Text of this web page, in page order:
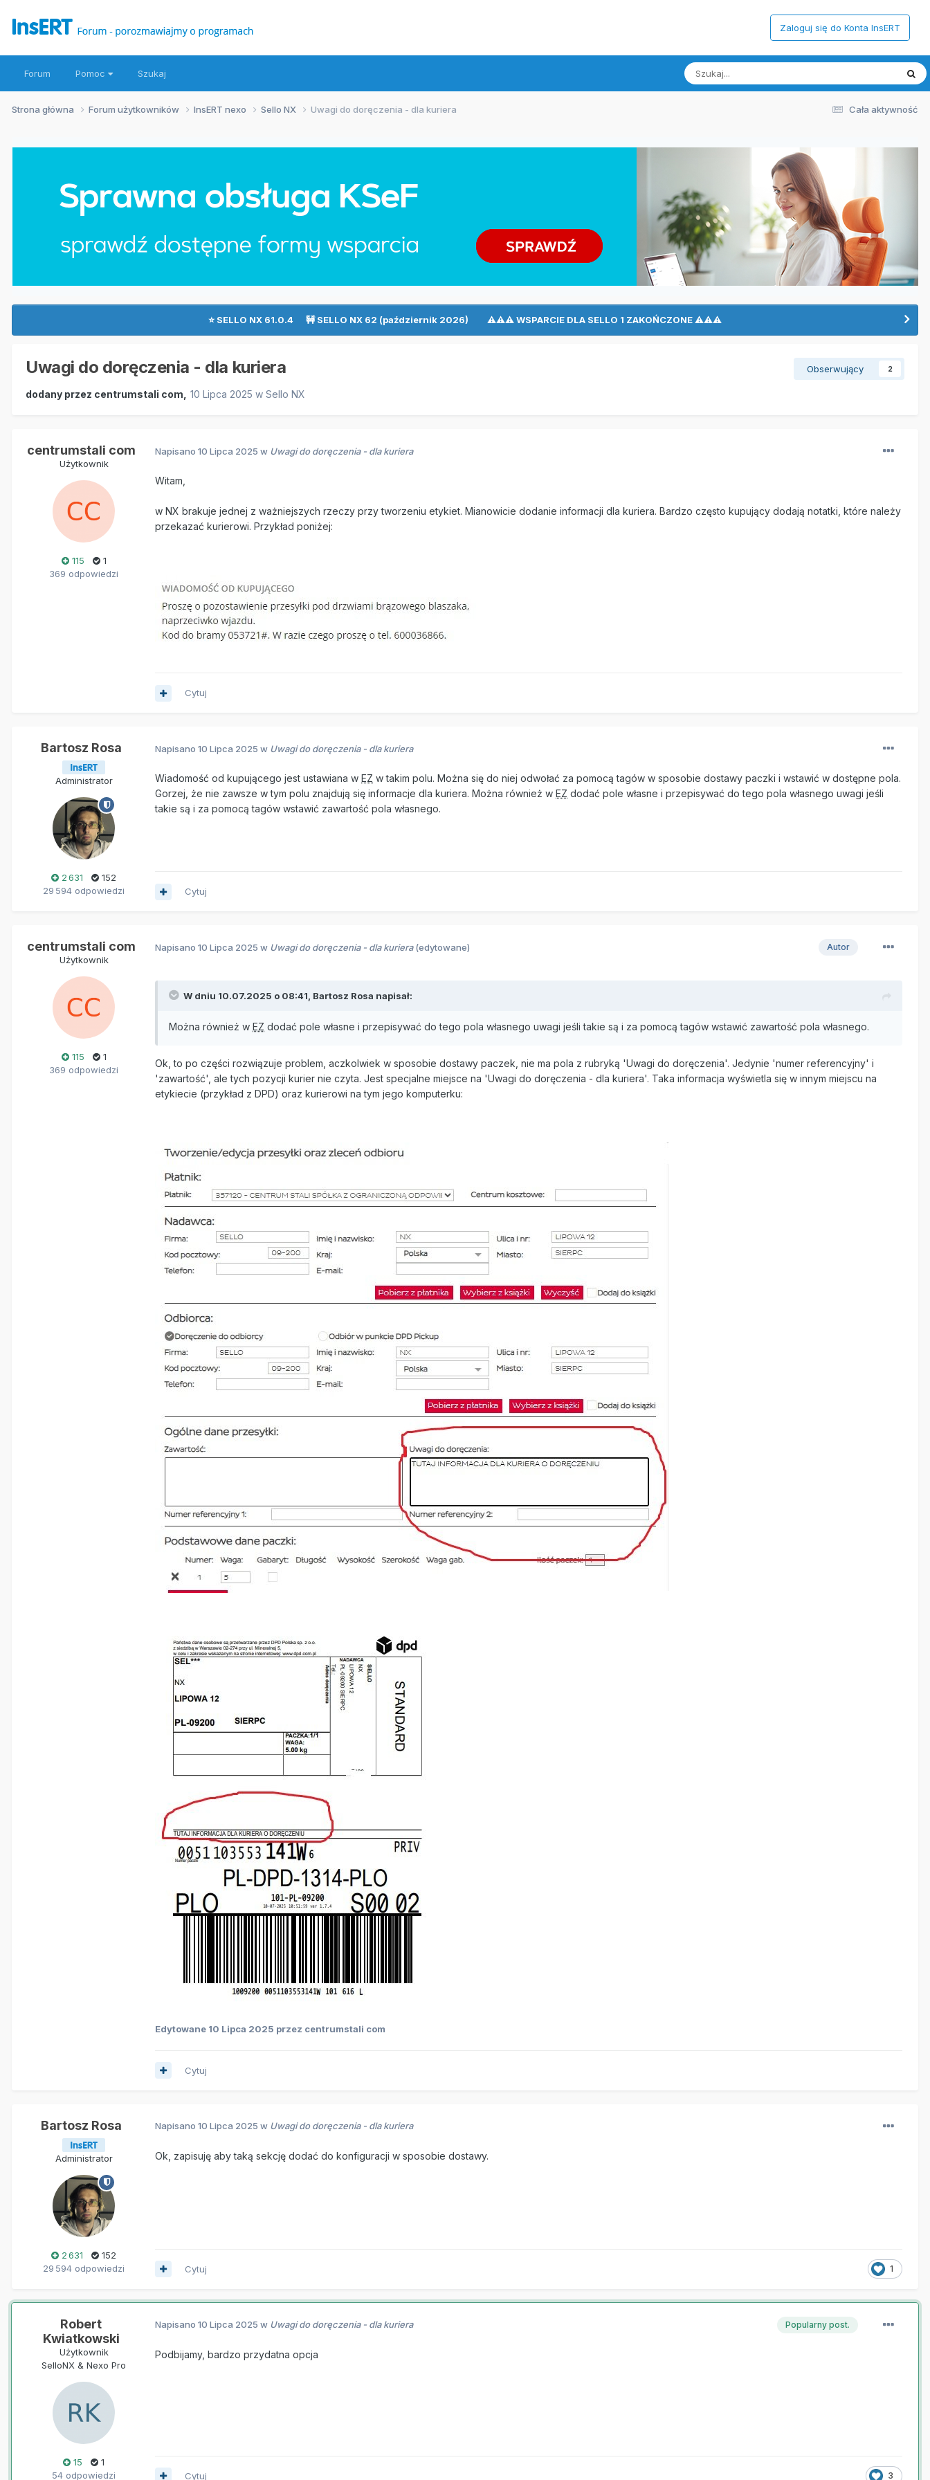
Zaloguj się do Konta InsERT
Forum Pomoc Szukaj
Cała aktywność
Strona główna Forum użytkowników InsERT nexo Sello NX Uwagi do doręczenia - dla kuriera
⭐ SELLO NX 61.0.4 🚧 SELLO NX 62 (październik 2026) ⚠⚠⚠ WSPARCIE DLA SELLO 1 ZAKOŃCZONE ⚠⚠⚠
Uwagi do doręczenia - dla kuriera Obserwujący 2
dodany przez centrumstali com 10 Lipca 2025 w Sello NX
centrumstali com
Użytkownik
115
1
369 odpowiedzi
Napisano 10 Lipca 2025 w Uwagi do doręczenia - dla kuriera
Witam,
w NX brakuje jednej z ważniejszych rzeczy przy tworzeniu etykiet. Mianowicie dodanie informacji dla kuriera. Bardzo często kupujący dodają notatki, które należy
przekazać kurierowi. Przykład poniżej:
Cytuj
Bartosz Rosa
Administrator
2 631
152
29 594 odpowiedzi
Napisano 10 Lipca 2025 w Uwagi do doręczenia - dla kuriera
Wiadomość od kupującego jest ustawiana w EZ w takim polu. Można się do niej odwołać za pomocą tagów w sposobie dostawy paczki i wstawić w dostępne pola.
Gorzej, że nie zawsze w tym polu znajdują się informacje dla kuriera. Można również w EZ dodać pole własne i przepisywać do tego pola własnego uwagi jeśli
takie są i za pomocą tagów wstawić zawartość pola własnego.
Cytuj
centrumstali com
Użytkownik
115
1
369 odpowiedzi
Autor
Napisano 10 Lipca 2025 w Uwagi do doręczenia - dla kuriera (edytowane)
W dniu 10.07.2025 o 08:41, Bartosz Rosa napisał:
Można również w EZ dodać pole własne i przepisywać do tego pola własnego uwagi jeśli takie są i za pomocą tagów wstawić zawartość pola własnego.
Ok, to po części rozwiązuje problem, aczkolwiek w sposobie dostawy paczek, nie ma pola z rubryką 'Uwagi do doręczenia'. Jedynie 'numer referencyjny' i
'zawartość', ale tych pozycji kurier nie czyta. Jest specjalne miejsce na 'Uwagi do doręczenia - dla kuriera'. Taka informacja wyświetla się w innym miejscu na
etykiecie (przykład z DPD) oraz kurierowi na tym jego komputerku:
Edytowane 10 Lipca 2025 przez centrumstali com
Cytuj
Bartosz Rosa
Administrator
2 631
152
29 594 odpowiedzi
Napisano 10 Lipca 2025 w Uwagi do doręczenia - dla kuriera
Ok, zapisuję aby taką sekcję dodać do konfiguracji w sposobie dostawy.
1
Cytuj
Robert
Kwiatkowski
Użytkownik
SelloNX & Nexo Pro
15
1
54 odpowiedzi
Popularny post.
Napisano 10 Lipca 2025 w Uwagi do doręczenia - dla kuriera
Podbijamy, bardzo przydatna opcja
3
Cytuj